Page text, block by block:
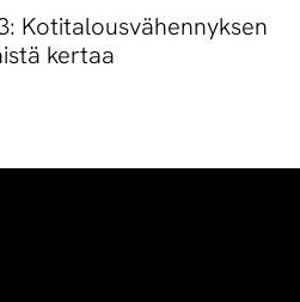
Kotitalousvähennyksen
kertaa